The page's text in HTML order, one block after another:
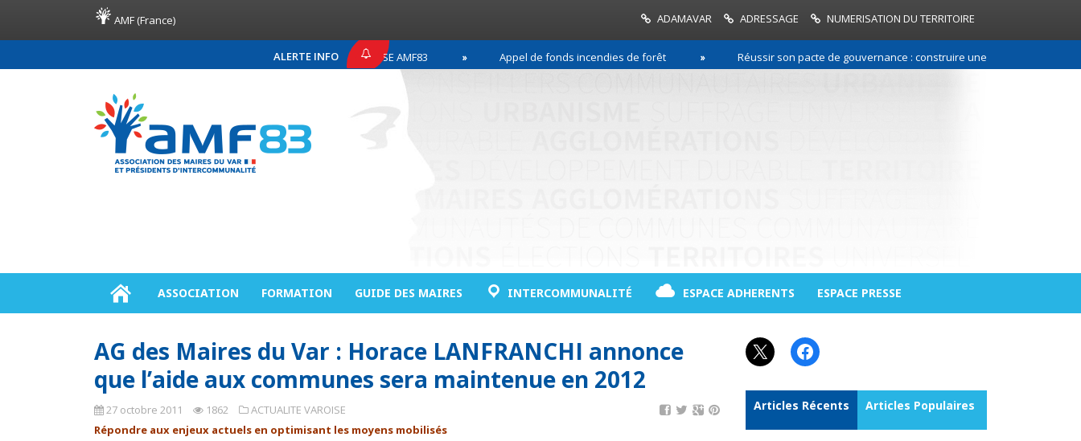
AMF (France) ADAMAVAR ADRESSAGE NUMERISATION DU TERRITOIRE
ALERTE INFO
COMMUNIQUÉ DE PRESSE AMF83 Appel de fonds incendies de forêt Réussir son pacte de gouvernance : construire une relation de
ASSOCIATION FORMATION GUIDE DES MAIRES INTERCOMMUNALITÉ ESPACE ADHERENTS ESPACE PRESSE
AG des Maires du Var : Horace LANFRANCHI annonce
que l’aide aux communes sera maintenue en 2012
27 octobre 2011 1862
ACTUALITE VAROISE
Répondre aux enjeux actuels en optimisant les moyens mobilisés
X Facebook
Articles Récents Articles Populaires